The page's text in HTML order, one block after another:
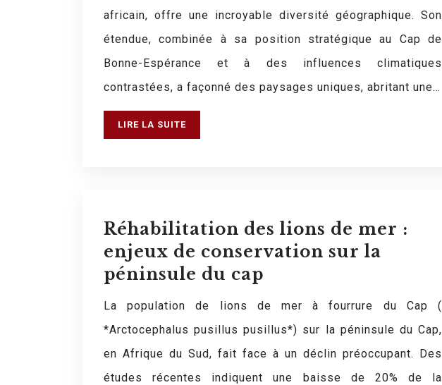
africain, offre une incroyable diversité géographique. Son
étendue, combinée à sa position stratégique au Cap de
Bonne-Espérance et à des influences climatiques
contrastées, a façonné des paysages uniques, abritant une…
LIRE LA SUITE
Réhabilitation des lions de mer :
enjeux de conservation sur la
péninsule du cap
La population de lions de mer à fourrure du Cap (
*Arctocephalus pusillus pusillus*) sur la péninsule du Cap,
en Afrique du Sud, fait face à un déclin préoccupant. Des
études récentes indiquent une baisse de 20% de la